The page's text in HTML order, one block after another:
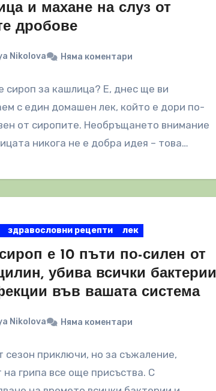
и махане на слуз от
дробове
Nikolova Няма коментари
сироп за кашлица? Е, днес ще ви
с един домашен лек, който е дори по-
от сиропите. Необръщането внимание
никога не е добра идея – това…
здравословни рецепти лек
е 10 пъти по-силен от
убива всички бактерии
във вашата система
Nikolova Няма коментари
сезон приключи, но за съжаление,
на грипа все още присъства. С